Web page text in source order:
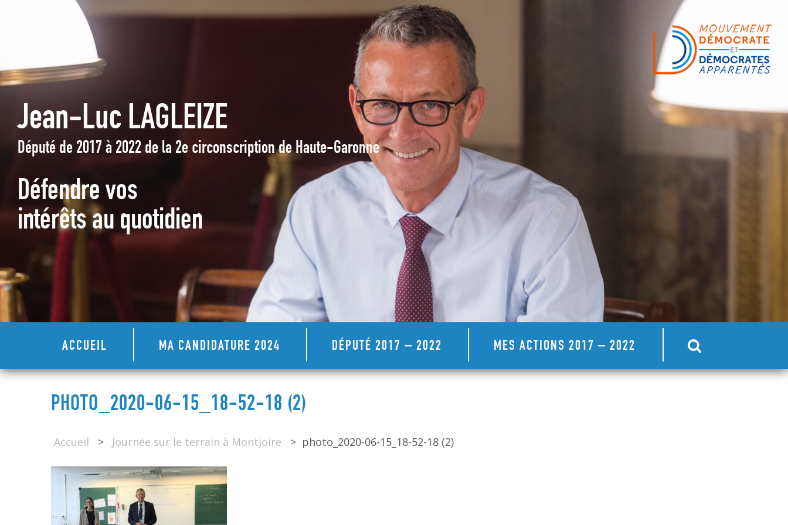
Jean-Luc LAGLEIZE
Député de 2017 à 2022 de la 2e circonscription de Haute-Garonne
Défendre vos
intérêts au quotidien
ACCUEIL MA CANDIDATURE 2024 DÉPUTÉ 2017 – 2022 MES ACTIONS 2017 – 2022
PHOTO_2020-06-15_18-52-18 (2)
Accueil > Journée sur le terrain à Montjoire > photo_2020-06-15_18-52-18 (2)